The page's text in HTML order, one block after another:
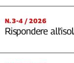
N. 3-4 / 2026
Rispondere